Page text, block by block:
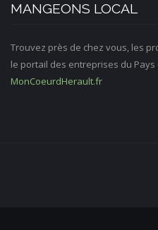
MANGEONS LOCAL
Trouvez près de chez vous, les
le portail des entreprises du Pays
MonCoeurdHerault.fr